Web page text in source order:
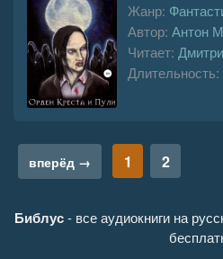
Жанр:
Автор: Антон
Читает:
Длительность:
вперёд → 1 2
Библус- все аудиокниги на